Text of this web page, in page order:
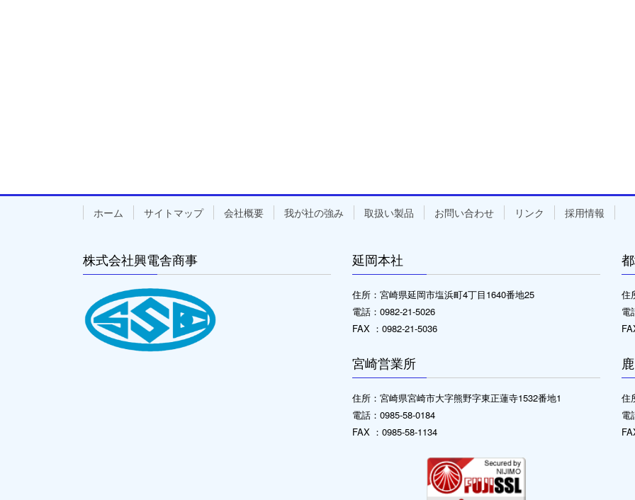
ホーム サイトマップ 会社概要 我が社の強み 取扱い製品 お問い合わせ リンク 採用情報
株式会社興電舎商事 延岡本社
住所：宮崎県延岡市塩浜町4丁目1640番地25
電話：0982-21-5026
FAX ：0982-21-5036
宮崎営業所
住所：宮崎県宮崎市大字熊野字東正蓮寺1532番地1
電話：0985-58-0184
FAX ：0985-58-1134
住
電
住
電